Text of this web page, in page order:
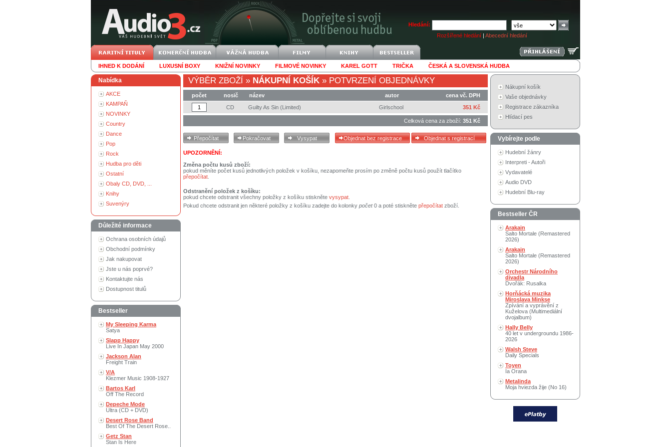
Hledání:
Rozšířené hledání | Abecední hledání
IHNED K DODÁNÍ LUXUSNÍ BOXY KNIŽNÍ NOVINKY FILMOVÉ NOVINKY KAREL GOTT TRIČKA ČESKÁ A SLOVENSKÁ HUDBA
Nabídka
AKCE
KAMPAŇ
NOVINKY
Country
Dance
Pop
Rock
Hudba pro děti
Ostatní
Obaly CD, DVD, ...
Knihy
Suvenýry
Důležité informace
Ochrana osobních údajů
Obchodní podmínky
Jak nakupovat
Jste u nás poprvé?
Kontaktujte nás
Dostupnost titulů
Bestseller
My Sleeping Karma
Satya
Slapp Happy
Live In Japan May 2000
Jackson Alan
Freight Train
V/A
Klezmer Music 1908-1927
Bartos Karl
Off The Record
Depeche Mode
Ultra (CD + DVD)
Desert Rose Band
Best Of The Desert Rose..
Getz Stan
Stan Is Here
VÝBĚR ZBOŽÍ » NÁKUPNÍ KOŠÍK » POTVRZENÍ OBJEDNÁVKY
počet nosič název autor
cena vč. DPH
CD
Guilty As Sin (Limited) Girlschool 351 Kč
Celková cena za zboží: 351 Kč
UPOZORNĚNÍ:
Změna počtu kusů zboží:
pokud měníte počet kusů jednotlivých položek v košíku, nezapomeňte prosím po změně počtu kusů použít tlačítko
přepočítat
Odstranění položek z košíku:
pokud chcete odstranit všechny položky z košíku stiskněte vysypat
Pokud chcete odstranit jen některé položky z košíku zadejte do kolonky počet0 a poté stiskněte přepočítat zboží.
Nákupní košík
Vaše objednávky
Registrace zákazníka
Hlídací pes
Vybírejte podle
Hudební žánry
Interpreti - Autoři
Vydavatelé
Audio DVD
Hudební Blu-ray
Bestseller ČR
Arakain
Salto Mortale (Remastered
2026)
Arakain
Salto Mortale (Remastered
2026)
Orchestr Národního
divadla
Dvořák: Rusalka
Horňácká muzika
Miroslava Minkse
Zpívání a vyprávění z
Kuželova (Multimediální
dvojalbum)
Hally Belly
40 let v undergroundu 1986-
2026
Walsh Steve
Daily Specials
Toyen
Ia Orana
Metalinda
Moja hviezda žije (No 16)